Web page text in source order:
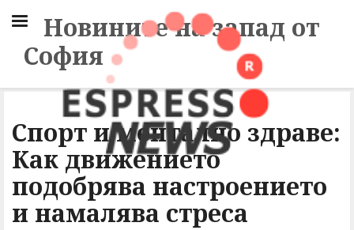
Новините на запад от
София
Спорт и ментално здраве:
Как движението
подобрява настроението
и намалява стреса